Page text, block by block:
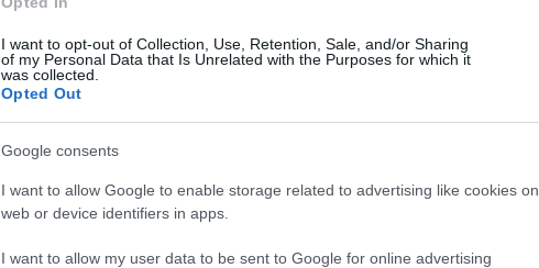
I want to opt-out of Collection, Use, Retention, Sale, and/or Sharing
of my Personal Data that Is Unrelated with the Purposes for which it
was collected.
Opted Out
Google consents
I want to allow Google to enable storage related to advertising like cookies on
web or device identifiers in apps.
I want to allow my user data to be sent to Google for online advertising